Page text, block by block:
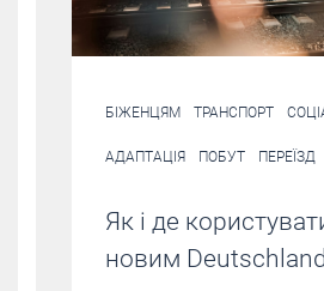
БІЖЕНЦЯМ ТРАНСПОРТ
АДАПТАЦІЯ ПОБУТ ПЕРЕЇЗД
Як і де
новим